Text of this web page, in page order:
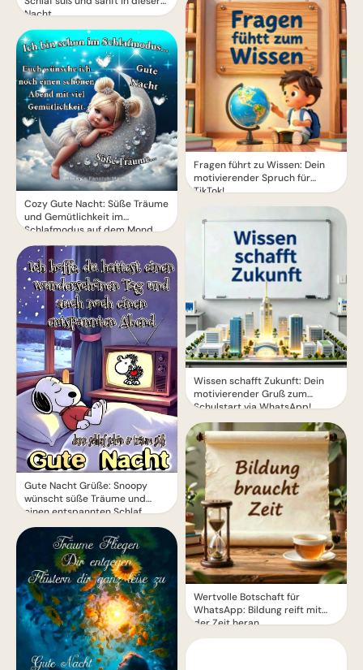
Nacht
Cozy Gute Nacht: Süße Träume
und Gemütlichkeit im
Schlafmodus auf dem Mond
Gute Nacht Grüße: Snoopy
wünscht süße Träume und
einen entspannten Schlaf
Fragen führt zu Wissen: Dein
motivierender Spruch für
TikTok!
Wissen schafft Zukunft: Dein
motivierender Gruß zum
Schulstart via WhatsApp!
Wertvolle Botschaft für
WhatsApp: Bildung reift mit
der Zeit heran